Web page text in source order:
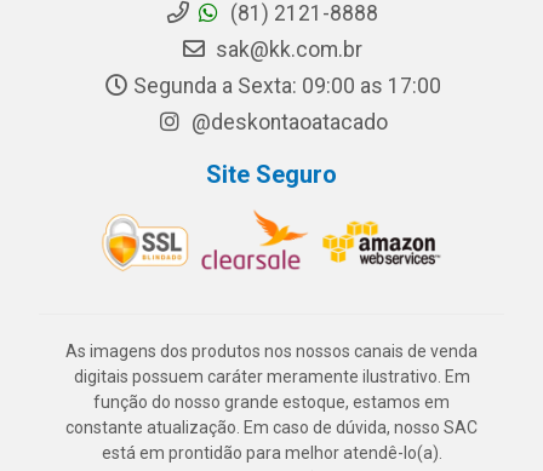
(81) 2121-8888
sak@kk.com.br
Segunda a Sexta: 09:00 as 17:00
@deskontaoatacado
Site Seguro
As imagens dos produtos nos nossos canais de venda
digitais possuem caráter meramente ilustrativo. Em
função do nosso grande estoque, estamos em
constante atualização. Em caso de dúvida, nosso SAC
está em prontidão para melhor atendê-lo(a).